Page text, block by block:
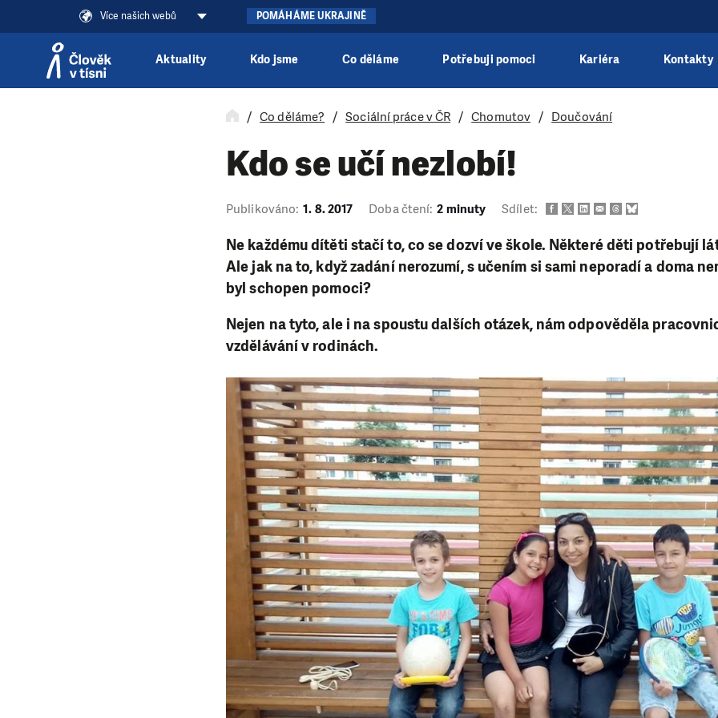
Více našich webů POMÁHÁME UKRAJINĚ
Aktuality Kdo jsme Co děláme Potřebuji pomoci Kariéra Kontakty
Co děláme? Sociální práce v ČR Chomutov Doučování
Kdo se učí nezlobí!
Publikováno: 1. 8. 2017 Doba čtení: 2 minuty Sdílet:
Ne každému dítěti stačí to, co se dozví ve škole. Některé děti potřebují
Ale jak na to, když zadání nerozumí, s učením si sami neporadí a doma
byl schopen pomoci?
Nejen na tyto, ale i na spoustu dalších otázek, nám odpověděla
vzdělávání v rodinách.